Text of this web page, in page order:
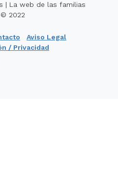
| La web de las familias
2022
Aviso Legal
/ Privacidad